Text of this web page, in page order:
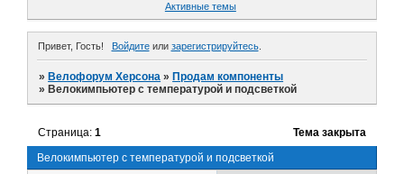
Активные темы
Привет, Гость! Войдитеили зарегистрируйтесь.
»Велофорум Херсона »Продам компоненты
»Велокимпьютер с температурой и подсветкой
Велокимпьютер с температурой и подсветкой
Страница:1 Тема закрыта